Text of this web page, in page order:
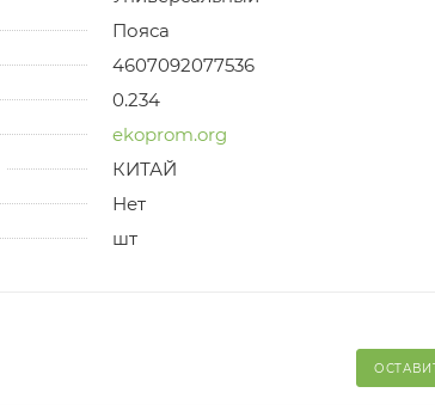
Пояса
4607092077536
0.234
ekoprom.org
КИТАЙ
Нет
шт